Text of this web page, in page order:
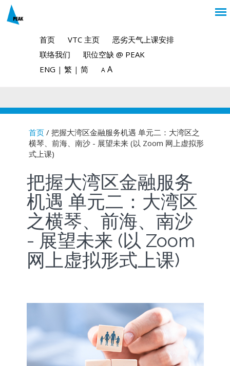
首页 VTC 主页
恶劣天气上课安排
联络我们
职位空缺 @ PEAK
ENG | 繁 | 简 A A
You are here
首页/ 把握大湾区金融服务机遇 单元二：大湾区之
横琴、前海、南沙 - 展望未来 (以 Zoom 网上虚拟形
式上课)
把握大湾区金融服务
机遇 单元二：大湾区
之横琴、前海、南沙
- 展望未来 (以 Zoom
网上虚拟形式上课)